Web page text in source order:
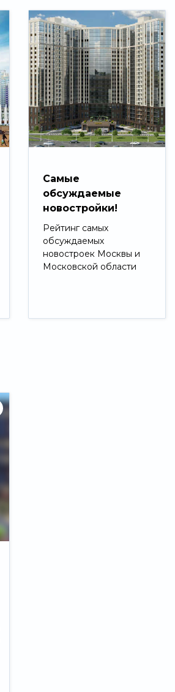
Самые
обсуждаемые
новостройки!
Рейтинг самых
обсуждаемых
новостроек Москвы и
Московской области